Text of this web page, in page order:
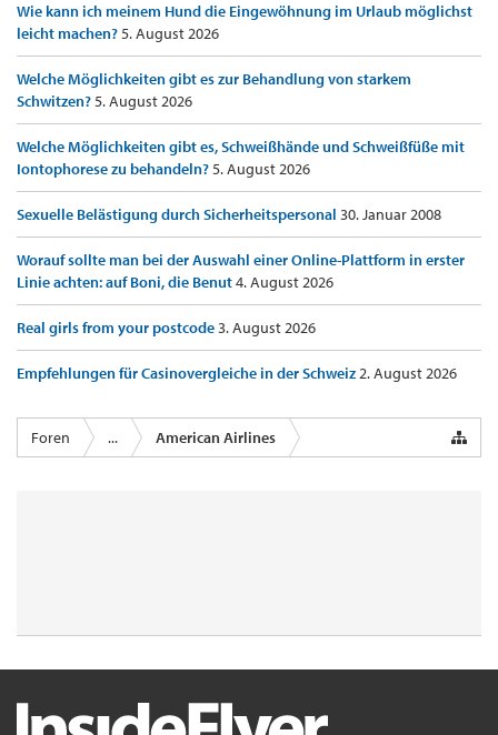
Wie kann ich meinem Hund die Eingewöhnung im Urlaub möglichst
leicht machen?5. August 2026
Welche Möglichkeiten gibt es zur Behandlung von starkem
Schwitzen?5. August 2026
Welche Möglichkeiten gibt es, Schweißhände und Schweißfüße mit
Iontophorese zu behandeln?5. August 2026
Sexuelle Belästigung durch Sicherheitspersonal 30. Januar 2008
Worauf sollte man bei der Auswahl einer Online-Plattform in erster
Linie achten: auf Boni, die Benut4. August 2026
Real girls from your postcode3. August 2026
Empfehlungen für Casinovergleiche in der Schweiz2. August 2026
Foren ... American Airlines